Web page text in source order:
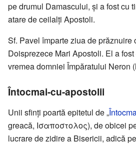
pe drumul Damascului, și a fost cu
atare de ceilalți Apostoli.
Sf. Pavel împarte ziua de prăznuire
Doisprezece Mari Apostoli. El a
vremea domniei Împăratului Neron
Întocmai-cu-apostolii
Unii sfinți poartă epitetul de „
greacă, Ισαποστολος), de obicei
lucrare de zidire a Bisericii, adică